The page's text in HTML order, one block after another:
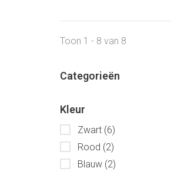
Toon 1 - 8 van 8
Categorieën
Kleur
Zwart (6)
Rood (2)
Blauw (2)